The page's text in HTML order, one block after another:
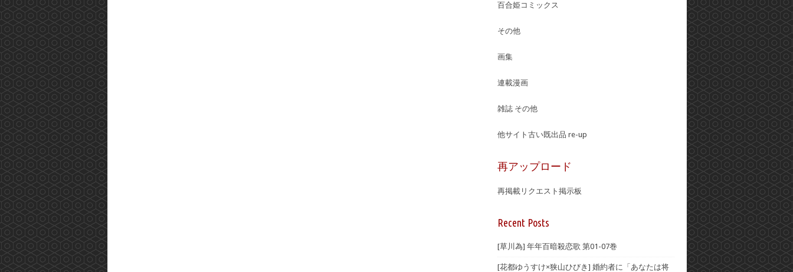
百合姫コミックス
その他
画集
連載漫画
雑誌 その他
他サイト古い既出品 re-up
再アップロード
再掲載リクエスト掲示板
Recent Posts
[草川為] 年年百暗殺恋歌 第01-07巻
[花都ゆうすけ×狭山ひびき] 婚約者に「あなたは将